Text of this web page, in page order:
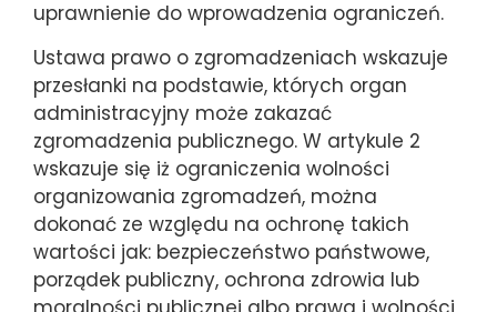
uprawnienie do wprowadzenia ograniczeń.
Ustawa prawo o zgromadzeniach wskazuje
przesłanki na podstawie, których organ
administracyjny może zakazać
zgromadzenia publicznego. W artykule 2
wskazuje się iż ograniczenia wolności
organizowania zgromadzeń, można
dokonać ze względu na ochronę takich
wartości jak: bezpieczeństwo państwowe,
porządek publiczny, ochrona zdrowia lub